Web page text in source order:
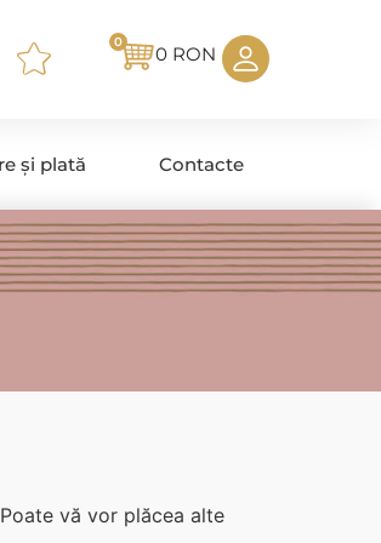
0 RON
0
și plată Contacte
vă vor plăcea alte